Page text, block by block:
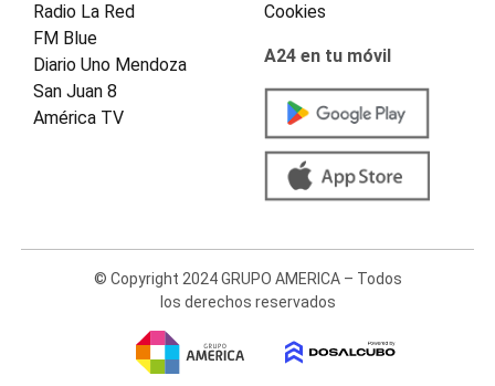
Radio La Red
FM Blue
Diario Uno Mendoza
San Juan 8
América TV
Cookies
A24 en tu móvil
© Copyright 2024 GRUPO AMERICA – Todos
los derechos reservados